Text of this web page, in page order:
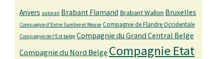
Anvers autorail Brabant Flamand Brabant Wallon Bruxelles
Compagnie d'Entre Sambre et Meuse Compagnie de Flandre Occidentale
Compagnie de l'Est belge Compagnie du Grand Central Belge
Compagnie du Nord Belge Compagnie Etat